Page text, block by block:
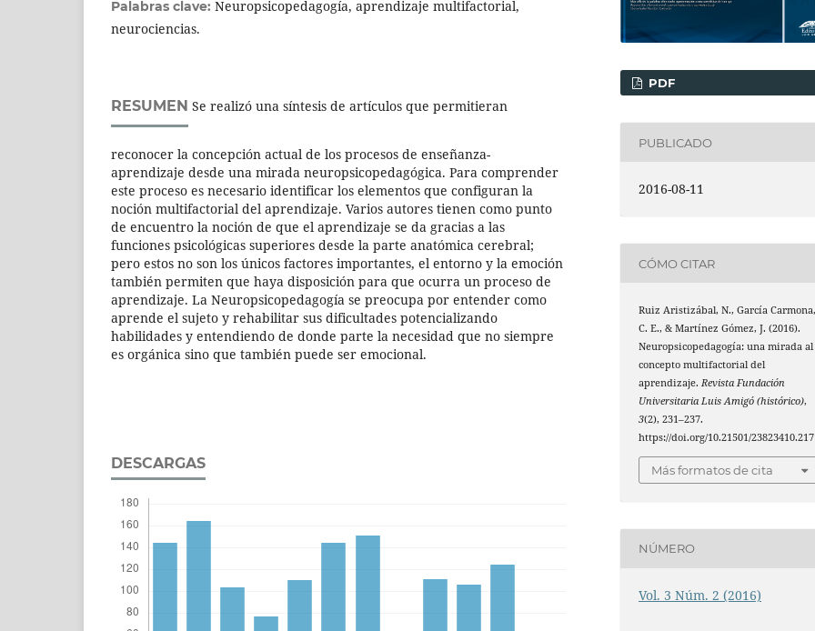
Palabras clave: Neuropsicopedagogía, aprendizaje multifactorial,
neurociencias.
RESUMEN Se realizó una síntesis de artículos que permitieran
reconocer la concepción actual de los procesos de enseñanza-
aprendizaje desde una mirada neuropsicopedagógica. Para comprender
este proceso es necesario identificar los elementos que configuran la
noción multifactorial del aprendizaje. Varios autores tienen como punto
de encuentro la noción de que el aprendizaje se da gracias a las
funciones psicológicas superiores desde la parte anatómica cerebral;
pero estos no son los únicos factores importantes, el entorno y la emoción
también permiten que haya disposición para que ocurra un proceso de
aprendizaje. La Neuropsicopedagogía se preocupa por entender como
aprende el sujeto y rehabilitar sus dificultades potencializando
habilidades y entendiendo de donde parte la necesidad que no siempre
es orgánica sino que también puede ser emocional.
DESCARGAS
PDF
PUBLICADO
2016-08-11
CÓMO CITAR
Ruiz Aristizábal, N., García
C. E., & Martínez Gómez, J. (2016).
Neuropsicopedagogía: una mirada al
concepto multifactorial del
aprendizaje.Revista Fundación
Universitaria Luis Amigó (histórico),
3(2), 231–237.
https://doi.org/10.21501/
Más formatos de cita
NÚMERO
Vol. 3 Núm. 2 (2016)